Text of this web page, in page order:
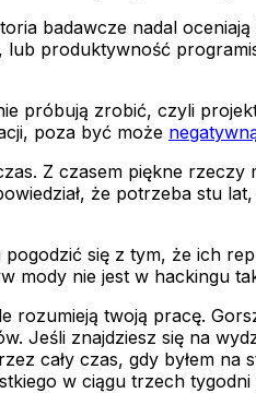
badawcze nadal
produktywność
próbują zrobić, czyli
poza być może
Z czasem piękne
że potrzeba stu
się z tym, że ich
mody nie jest w hackingu
rozumieją twoją pracę.
Jeśli znajdziesz się na
cały czas, gdy byłem
w ciągu trzech